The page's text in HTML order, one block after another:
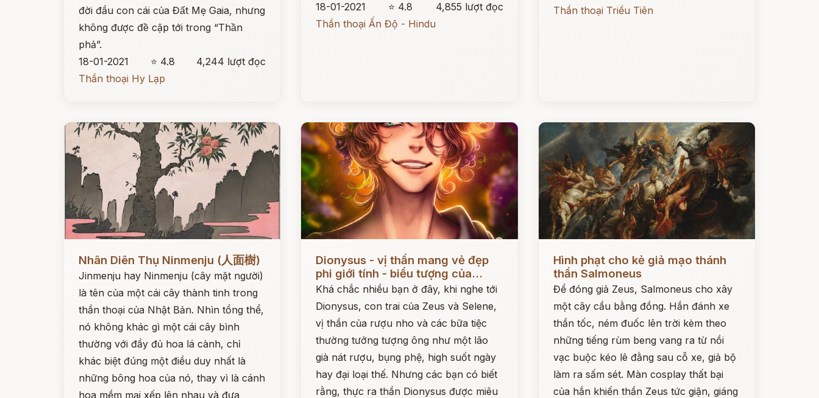
đời đầu con cái của Đất Mẹ Gaia, nhưng
không được đề cập tới trong “Thần
phả”.
18-01-2021
⭐ 4.8
4,244 lượt đọc
Thần thoại Hy Lạp
18-01-2021
⭐ 4.8
4,855 lượt đọc
Thần thoại Ấn Độ - Hindu
Thần thoại Triều Tiên
Nhân Diên Thụ Ninmenju (人面樹)
Jinmenju hay Ninmenju (cây mặt người)
là tên của một cái cây thành tinh trong
thần thoại của Nhật Bản. Nhìn tổng thể,
nó không khác gì một cái cây bình
thường với đầy đủ hoa lá cành, chỉ
khác biệt đúng một điều duy nhất là
những bông hoa của nó, thay vì là cánh
hoa mềm mại xếp lên nhau và đưa
Dionysus - vị thần mang vẻ đẹp
phi giới tính - biểu tượng của...
Khá chắc nhiều bạn ở đây, khi nghe tới
Dionysus, con trai của Zeus và Selene,
vị thần của rượu nho và các bữa tiệc
thường tưởng tượng ông như một lão
già nát rượu, bụng phệ, high suốt ngày
hay đại loại thế. Nhưng các bạn có biết
rằng, thực ra thần Dionysus được miêu
Hình phạt cho kẻ giả mạo thánh
thần Salmoneus
Để đóng giả Zeus, Salmoneus cho xây
một cây cầu bằng đồng. Hắn đánh xe
thần tốc, ném đuốc lên trời kèm theo
những tiếng rùm beng vang ra từ nồi
vạc buộc kéo lê đằng sau cỗ xe, giả bộ
làm ra sấm sét. Màn cosplay thất bại
của hắn khiến thần Zeus tức giận, giáng